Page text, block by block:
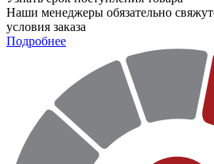
Наши менеджеры обязательно
условия заказа
Подробнее